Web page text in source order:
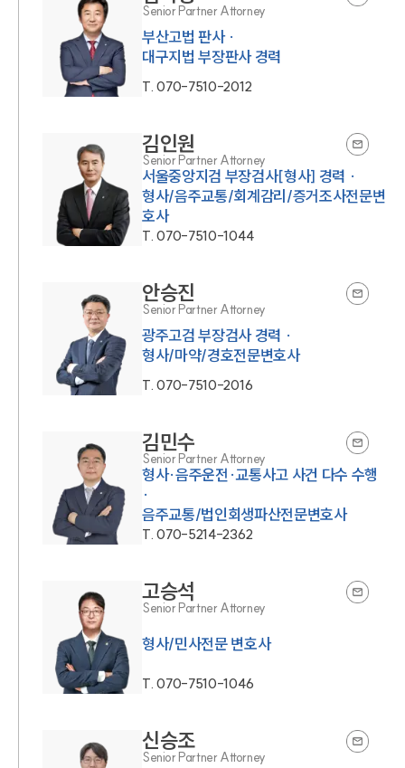
Senior Partner Attorney
부산고법 판사 ·
대구지법 부장판사 경력
T.070-7510-2012
김인원
Senior Partner Attorney
서울중앙지검 부장검사[형사] 경력 ·
형사/음주교통/회계감리/증거조사전문변
호사
T.070-7510-1044
안승진
Senior Partner Attorney
광주고검 부장검사 경력 ·
형사/마약/경호전문변호사
T.070-7510-2016
김민수
Senior Partner Attorney
형사·음주운전·교통사고 사건 다수 수행
·
음주교통/법인회생파산전문변호사
T.070-5214-2362
고승석
Senior Partner Attorney
형사/민사전문 변호사
T.070-7510-1046
신승조
Senior Partner Attorney